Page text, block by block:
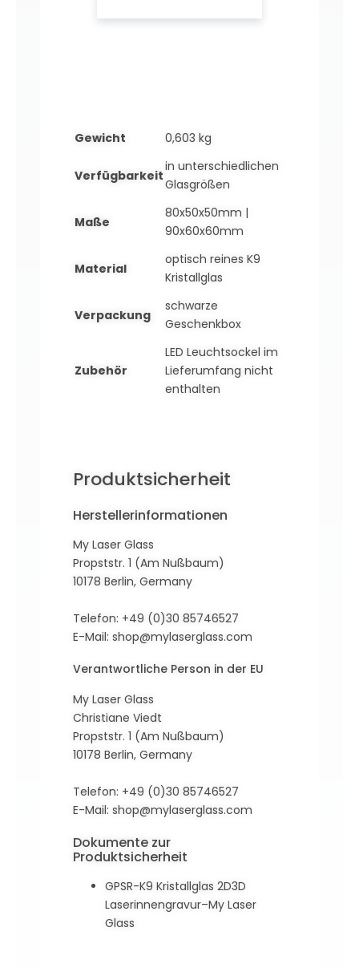
Gewicht 0,603 kg
Verfügbarkeit
in unterschiedlichen
Glasgrößen
Maße
80x50x50mm |
90x60x60mm
Material
optisch reines K9
Kristallglas
Verpackung
schwarze
Geschenkbox
Zubehör
LED Leuchtsockel im
Lieferumfang nicht
enthalten
Produktsicherheit
Herstellerinformationen
My Laser Glass
Propststr. 1 (Am Nußbaum)
10178 Berlin, Germany
Telefon: +49 (0)30 85746527
E-Mail: shop@mylaserglass.com
Verantwortliche Person in der EU
My Laser Glass
Christiane Viedt
Propststr. 1 (Am Nußbaum)
10178 Berlin, Germany
Telefon: +49 (0)30 85746527
E-Mail: shop@mylaserglass.com
Dokumente zur
Produktsicherheit
GPSR-K9 Kristallglas 2D3D
Laserinnengravur–My Laser
Glass